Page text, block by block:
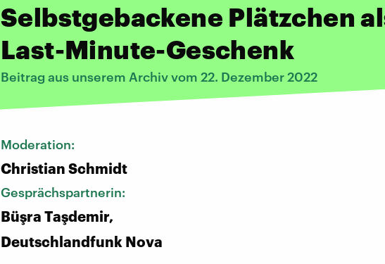
Selbstgebackene Plätzchen
Last-Minute-Geschenk
Beitrag aus unserem Archiv vom 22. Dezember 2022
Moderation:
Christian Schmidt
Gesprächspartnerin:
Büşra Taşdemir,
Deutschlandfunk Nova